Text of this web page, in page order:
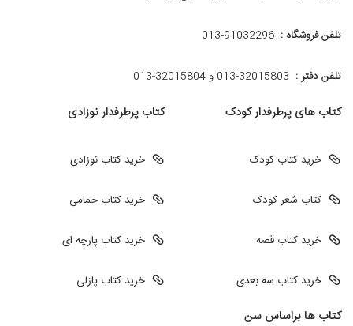
تلفن فروشگاه : 013-91032296
تلفن دفتر : 013-32015803 و 32015804-013
کتاب های پرطرفدار کودک
خرید کتاب کودک
کتاب شعر کودک
خرید کتاب قصه
خرید کتاب سه بعدی
کتاب پرطرفدار نوزادی
خرید کتاب نوزادی
خرید کتاب حمامی
خرید کتاب پارچه ای
خرید کتاب پازلی
کتاب ها براساس سن